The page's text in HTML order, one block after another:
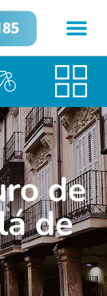
de
de